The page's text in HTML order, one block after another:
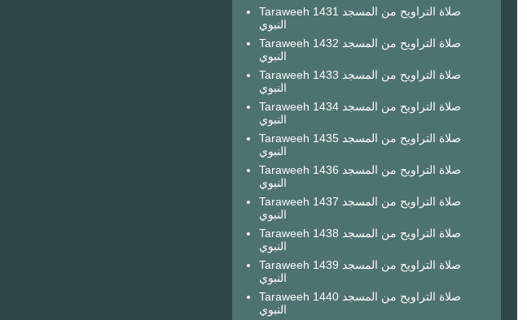
Taraweeh 1431 صلاة التراويح من المسجد
النبوي
Taraweeh 1432 صلاة التراويح من المسجد
النبوي
Taraweeh 1433 صلاة التراويح من المسجد
النبوي
Taraweeh 1434 صلاة التراويح من المسجد
النبوي
Taraweeh 1435 صلاة التراويح من المسجد
النبوي
Taraweeh 1436 صلاة التراويح من المسجد
النبوي
Taraweeh 1437 صلاة التراويح من المسجد
النبوي
Taraweeh 1438 صلاة التراويح من المسجد
النبوي
Taraweeh 1439 صلاة التراويح من المسجد
النبوي
Taraweeh 1440 صلاة التراويح من المسجد
النبوي